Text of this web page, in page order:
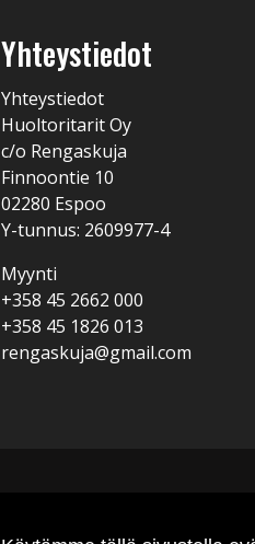
Yhteystiedot
Yhteystiedot
Huoltoritarit Oy
c/o Rengaskuja
Finnoontie 10
02280 Espoo
Y-tunnus: 2609977-4
Myynti
+358 45 2662 000
+358 45 1826 013
rengaskuja@gmail.com